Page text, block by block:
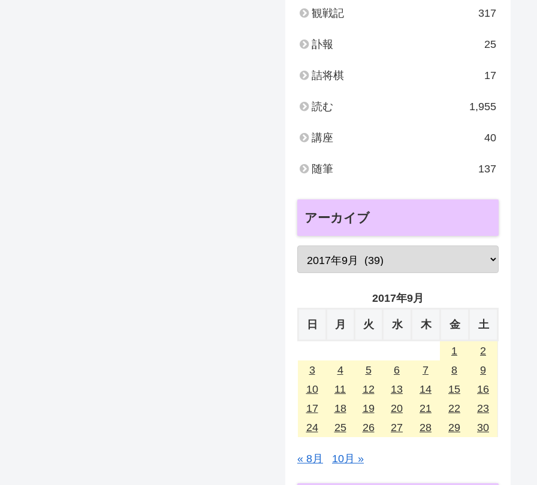
観戦記 317
訃報 25
詰将棋 17
読む 1,955
講座 40
随筆 137
アーカイブ
2017年9月
日 月 火 水 木 金 土
1
2
3
4 5 6 7 8
9
10
11 12 13 14 15
16
17
18 19 20 21 22
23
24
25 26 27 28 29 30
« 8月 10月 »